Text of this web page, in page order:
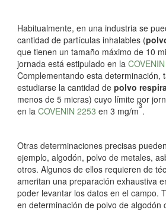
Habitualmente, en una industria se
cantidad de partículas inhalables (
que tienen un tamaño máximo de 10
jornada está estipulado en la
Complementando esta determinación,
estudiarse la cantidad de polvo
menos de 5 micras) cuyo límite por
en la COVENIN 2253 en 3 mg/m3.
Otras determinaciones precisas
ejemplo, algodón, polvo de metales,
otros. Algunos de ellos requieren de
ameritan una preparación exhaustiva
poder levantar los datos en el campo.
en determinación de polvo de algodón